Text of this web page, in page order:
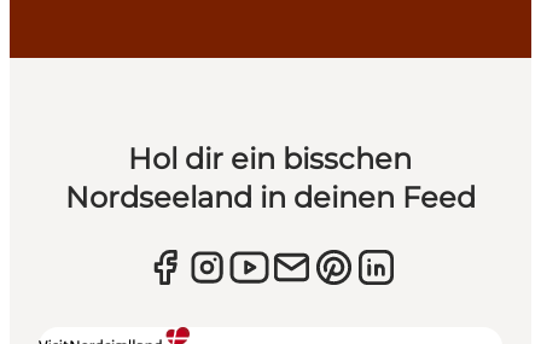
Hol dir ein bisschen
Nordseeland in deinen Feed